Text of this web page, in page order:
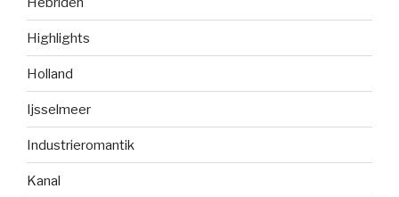
Highlights
Holland
Ijsselmeer
Industrieromantik
Kanal